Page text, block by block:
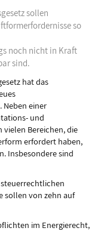
sollen
so
noch nicht in Kraft
sind.
hat das
Neben einer
und
Bereichen, die
erfordert haben,
Insbesondere sind
sollen von zehn auf
im Energierecht,